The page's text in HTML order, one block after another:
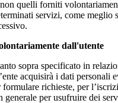
quelli forniti
servizi, come meglio
dall'utente
sopra specificato in
acquisirà i dati personali
formulare richieste, per
generale per usufruire dei